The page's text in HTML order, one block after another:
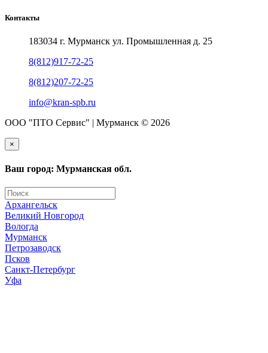
Контакты
183034 г. Мурманск ул. Промышленная д. 25
8(812)917-72-25
8(812)207-72-25
info@kran-spb.ru
ООО "ПТО Сервис" | Мурманск © 2026
×
Ваш город: Мурманская обл.
Архангельск
Великий Новгород
Вологда
Мурманск
Петрозаводск
Псков
Санкт-Петербург
Уфа